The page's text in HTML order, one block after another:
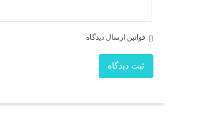
قوانین ارسال دیدگاه
ثبت دیدگاه